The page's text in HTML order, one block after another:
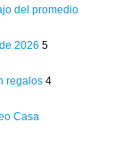
del promedio
2026 5
regalos 4
Casa